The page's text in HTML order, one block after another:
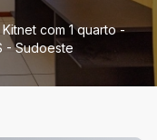
com 1 quarto -
- Sudoeste